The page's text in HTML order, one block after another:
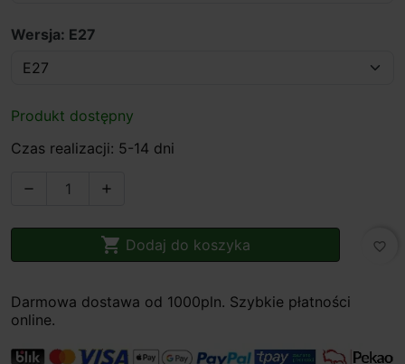
Wersja: E27
Produkt dostępny
Czas realizacji: 5-14 dni
 
 Dodaj do koszyka favorite_border
Darmowa dostawa od 1000pln. Szybkie płatności
online.